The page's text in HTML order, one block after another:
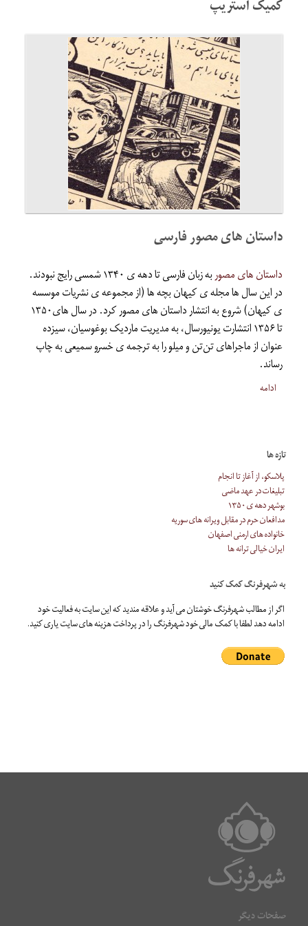
کمیک استریپ
داستان های مصور فارسی
داستان های مصور به زبان فارسی تا دهه ی ۱۳۴۰ شمسی رایج نبودند.
در این سال ها مجله ی کیهان بچه ها (از مجموعه ی نشریات موسسه
ی کیهان) شروع به انتشار داستان های مصور کرد. در سال های۱۳۵۰
تا ۱۳۵۶ انتشارت یونیورسال، به مدیریت ماردیک بوغوسیان، سیزده
عنوان از ماجراهای تن‌تن و میلو را به ترجمه ی خسرو سمیعی به چاپ
رساند.
ادامه
تازه ها
پلاسکو، از آغاز تا انجام
تبلیغات در عهد ماضی
بوشهر دهه ی ۱۳۵۰
مدافعان حرم در مقابل ویرانه های سوریه
خانواده های ارمنی اصفهان
ایران خیالی ترانه ها
به شهرفرنگ کمک کنید
اگر از مطالب شهرفرنگ خوشتان می آید و علاقه مندید که این سایت به فعالیت خود
ادامه دهد لطفا با کمک مالی خود شهرفرنگ را در پرداخت هزینه های سایت یاری کنید.
صفحات دیگر